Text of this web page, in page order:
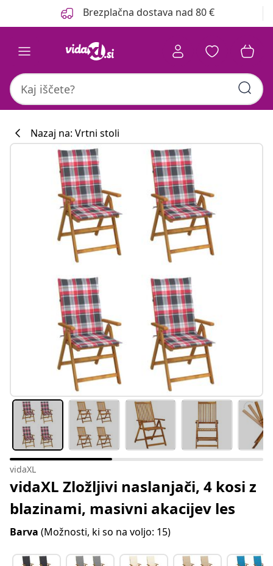
Brezplačna dostava nad 80 €
Nazaj na: Vrtni stoli
vidaXL
vidaXL Zložljivi naslanjači, 4 kosi z
blazinami, masivni akacijev les
Barva (Možnosti, ki so na voljo: 15)